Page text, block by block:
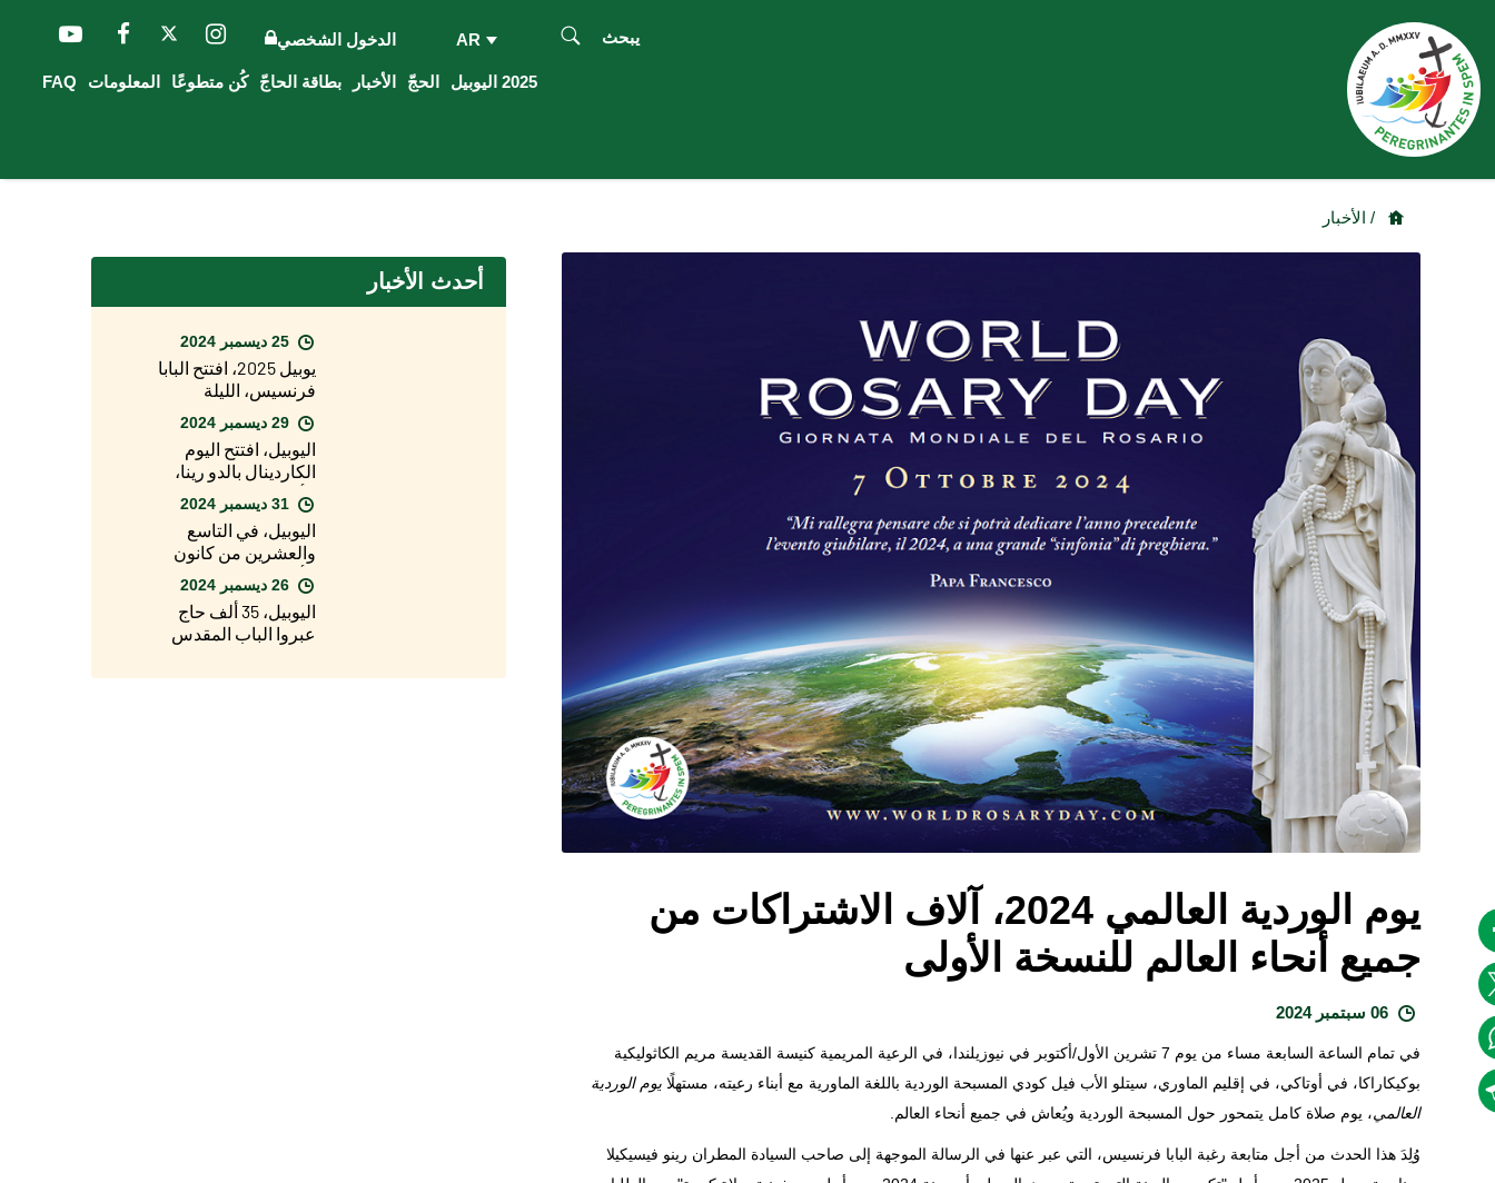
الدخول الشخصي AR يبحث
2025 اليوبيل الحجّ الأخبار بطاقة الحاجّ كُن متطوعًا المعلومات FAQ
/ الأخبار
يوم الوردية العالمي 2024، آلاف الاشتراكات من
جميع أنحاء العالم للنسخة الأولى
06 سبتمبر 2024
في تمام الساعة السابعة مساء من يوم 7 تشرين الأول/أكتوبر في نيوزيلندا، في الرعية المريمية كنيسة القديسة مريم الكاثوليكية
بوكيكاراكا، في أوتاكي، في إقليم الماوري، سيتلو الأب فيل كودي المسبحة الوردية باللغة الماورية مع أبناء رعيته، مستهلًايوم الوردية
العالمي، يوم صلاة كامل يتمحور حول المسبحة الوردية ويُعاش في جميع أنحاء العالم.
وُلِدَ هذا الحدث من أجل متابعة رغبة البابا فرنسيس، التي عبر عنها في الرسالة الموجهة إلى صاحب السيادة المطران رينو فيسيكيلا
أحدث الأخبار
يوبيل 2025، افتتح البابا
فرنسيس، الليلة
الماضية، الباب
المقدس لبازيليك
القديس بطرس
اليوبيل، افتتح اليوم
الكاردينال بالدو رينا،
الأسقف المعاون
لأبرشية روما، الباب
المقدس لكاتدرائية
القديس يوحنا في
اللاتران
اليوبيل، في التاسع
والعشرين من كانون
الأول/ديسمبر، الافتتاح
الرسمي للسنة
المقدسة في الأبرشيات
حول العالم
اليوبيل، 35 ألف حاج
عبروا الباب المقدس
بطرس في يوم عيد